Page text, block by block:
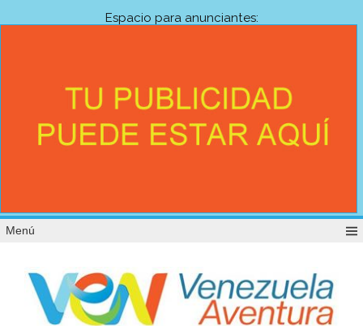
Espacio para anunciantes:
Menú